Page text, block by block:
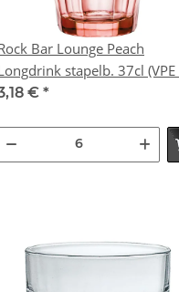
Bar Lounge Peach
stapelb. 37cl (VPE 6
€ *